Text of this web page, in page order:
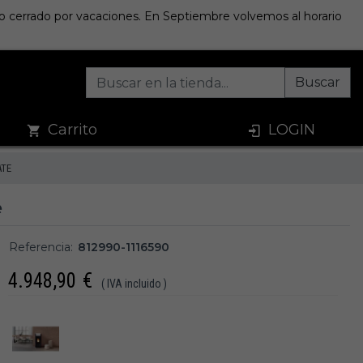
cerrado por vacaciones. En Septiembre volvemos al horario
Buscar
Carrito LOGIN
Referencia: 812990-1116590
4.948,90 € ( IVA incluido )